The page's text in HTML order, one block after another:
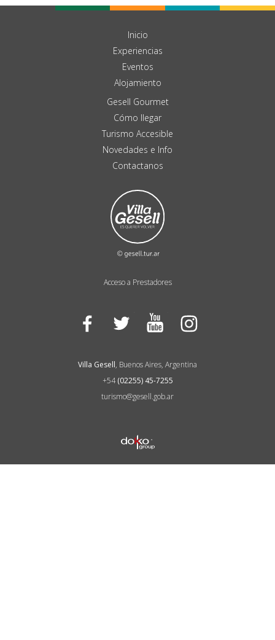
Acceso a Prestadores
Inicio
Experiencias
Eventos
Alojamiento
Gesell Gourmet
Cómo llegar
Turismo Accesible
Novedades e Info
Contactanos
Facebook Twitter YouTube
Villa Gesell, Buenos Aires, Argentina
+54(02255) 45-7255
turismo@gesell.gob.ar